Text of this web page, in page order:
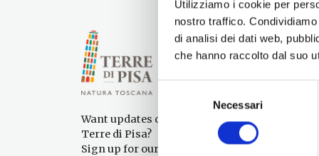
Utilizziamo i cookie per
nostro traffico.
di analisi dei dati web,
che hanno raccolto dal suo
consenso
Necessari
Want updates on what to do and see in the
Terre di Pisa?
Sign up for our newsletter! An immediate